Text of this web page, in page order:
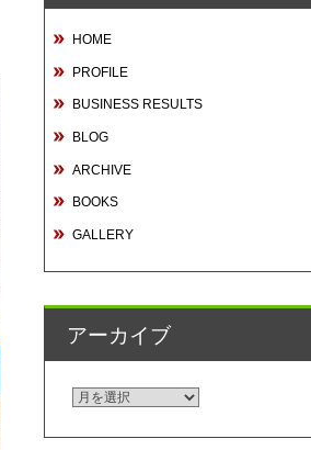
HOME
PROFILE
BUSINESS RESULTS
BLOG
ARCHIVE
BOOKS
GALLERY
アーカイブ
ア